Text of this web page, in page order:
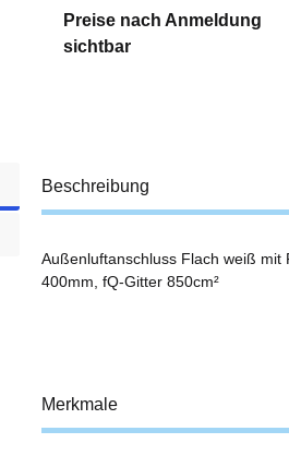
Preise nach Anmeldung
sichtbar
Beschreibung
Außenluftanschluss Flach weiß mit
400mm, fQ-Gitter 850cm²
Merkmale